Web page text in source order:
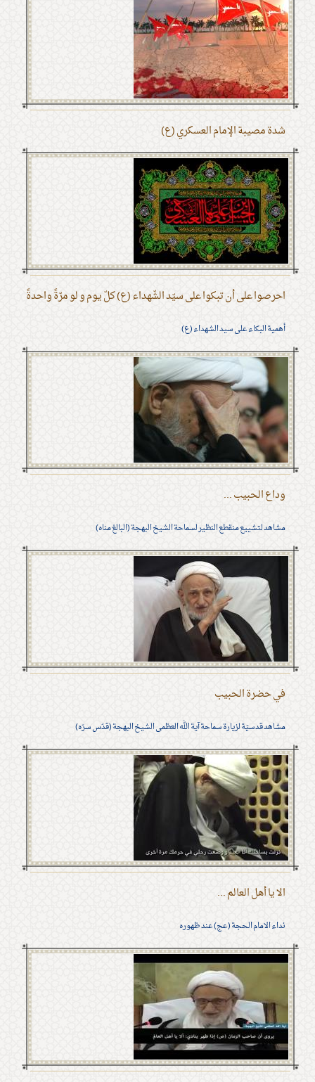
شدة مصيبة الإمام العسكري (ع)
احرصوا على أن تبكوا على سيّد الشّهداء (ع) كلّ يوم و لو مرّةً واحدةً
أهمية البكاء على سيد الشهداء (ع)
وداع الحبيب ...
مشاهد لتشييع منقطع النظير لسماحة الشيخ البهجة (البالغ مناه)
في حضرة الحبيب
مشاهد قدسيّة لزيارة سماحة آية الله العظمى الشيخ البهجة (قدّس سرّه)
الا يا أهل العالم ...
نداء الامام الحجة (عج) عند ظهوره